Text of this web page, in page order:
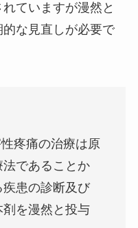
ていますが漫然と
な見直しが必要で
疼痛の治療は原
法であることか
患の診断及び
剤を漫然と投与